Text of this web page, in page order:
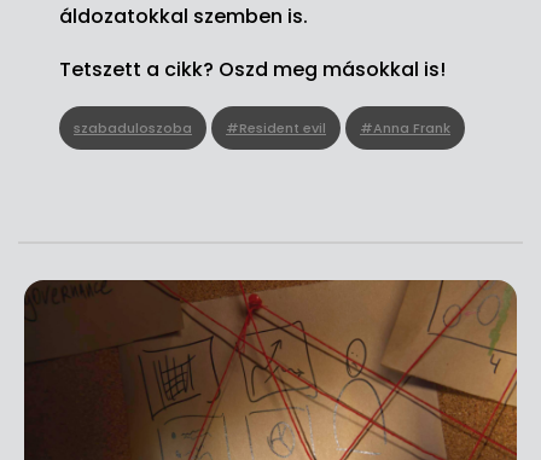
áldozatokkal szemben is.
Tetszett a cikk? Oszd meg másokkal is!
szabaduloszoba #Resident evil #Anna Frank